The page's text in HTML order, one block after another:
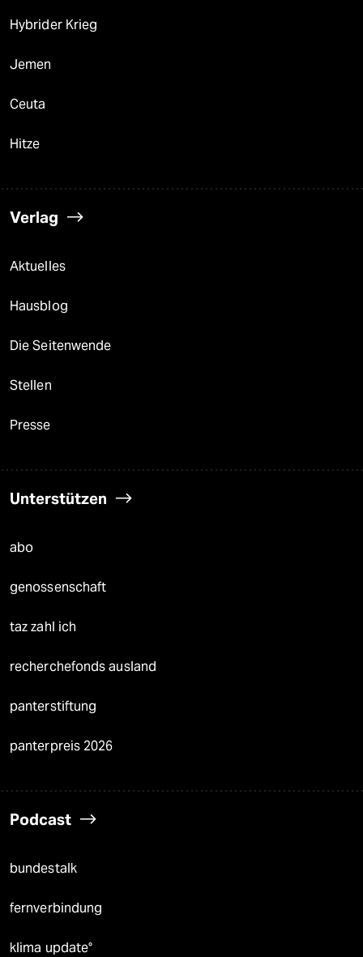
Hybrider Krieg
Jemen
Ceuta
Hitze
Verlag
Aktuelles
Hausblog
Die Seitenwende
Stellen
Presse
Unterstützen
abo
genossenschaft
taz zahl ich
recherchefonds ausland
panterstiftung
panterpreis 2026
Podcast
bundestalk
fernverbindung
klima update°